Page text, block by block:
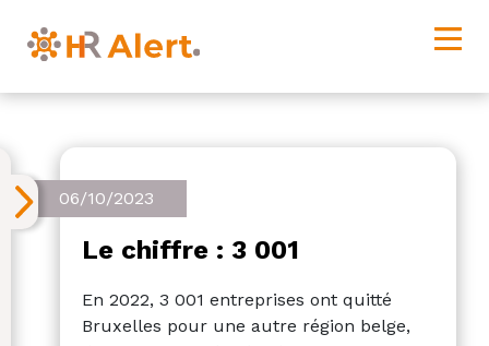
06/10/2023
Le chiffre : 3 001
En 2022, 3 001 entreprises ont quitté
Bruxelles pour une autre région belge,